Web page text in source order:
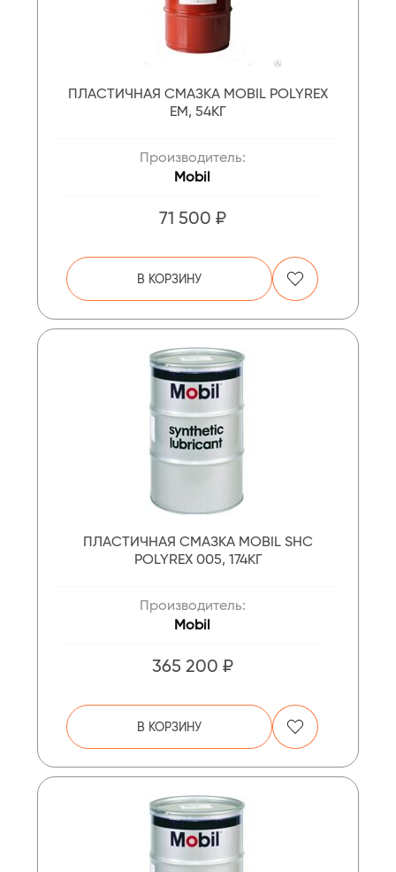
ПЛАСТИЧНАЯ СМАЗКА MOBIL POLYREX
EM, 54КГ
Производитель:
Mobil
71 500 ₽
В КОРЗИНУ
ПЛАСТИЧНАЯ СМАЗКА MOBIL SHC
POLYREX 005, 174КГ
Производитель:
Mobil
365 200 ₽
В КОРЗИНУ